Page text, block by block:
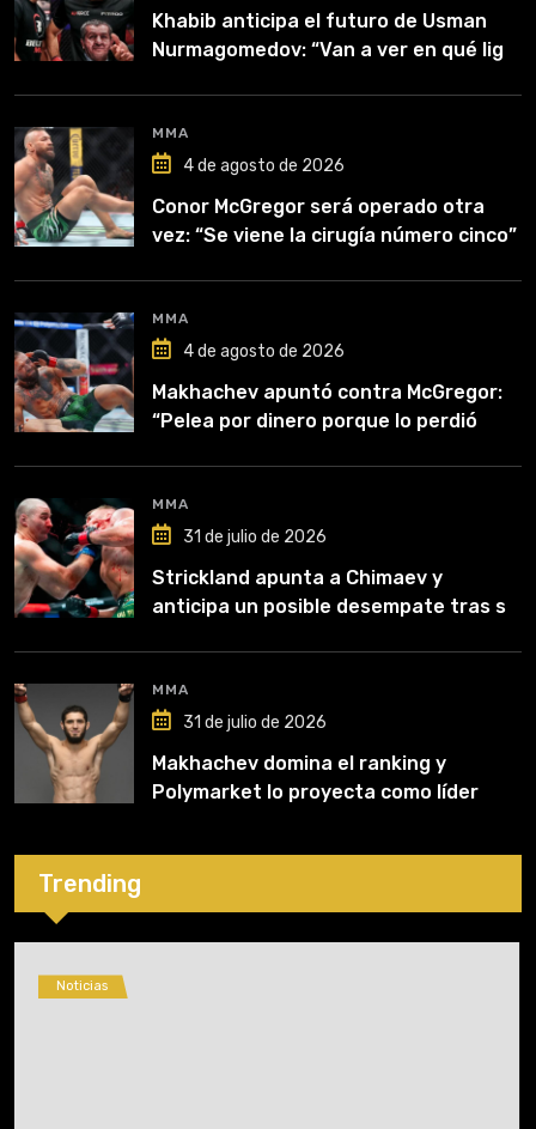
Khabib anticipa el futuro de Usman
Nurmagomedov: “Van a ver en qué liga
MMA
4 de agosto de 2026
Conor McGregor será operado otra
vez: “Se viene la cirugía número cinco”
MMA
4 de agosto de 2026
Makhachev apuntó contra McGregor:
“Pelea por dinero porque lo perdió
MMA
31 de julio de 2026
Strickland apunta a Chimaev y
anticipa un posible desempate tras su
MMA
31 de julio de 2026
Makhachev domina el ranking y
Polymarket lo proyecta como líder
Trending
Noticias